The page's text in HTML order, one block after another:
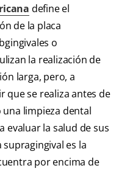
define el
de la placa
o
la realización de
larga, pero, a
que se realiza antes de
limpieza dental
evaluar la salud de sus
es la
por encima de